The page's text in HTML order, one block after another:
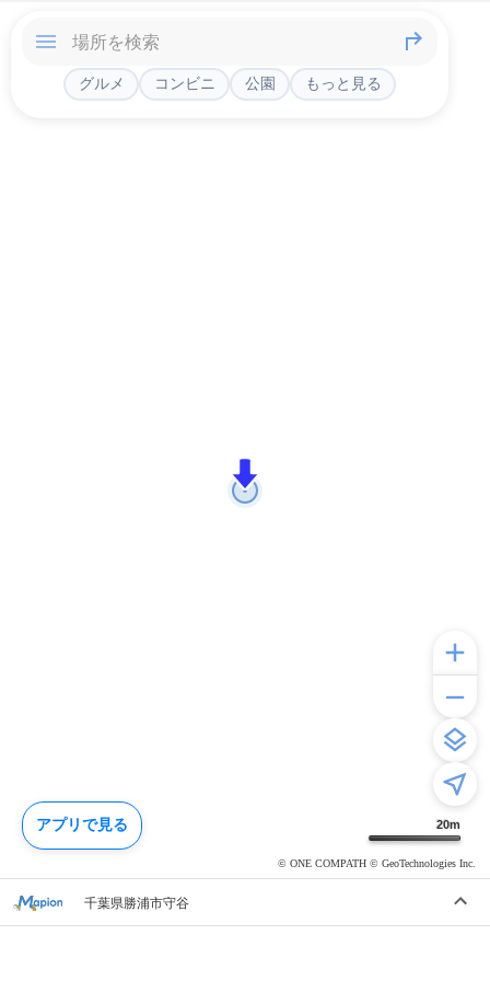
20m
© ONE COMPATH © GeoTechnologies Inc.
グルメ コンビニ 公園 もっと見る
千葉県勝浦市守谷
アプリで見る